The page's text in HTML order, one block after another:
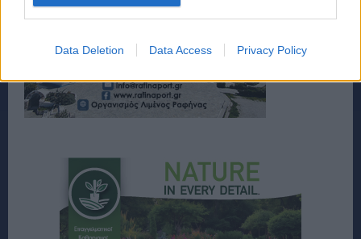
Data Deletion Data Access Privacy Policy